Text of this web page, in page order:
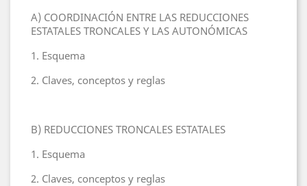
A) COORDINACIÓN ENTRE LAS REDUCCIONES
ESTATALES TRONCALES Y LAS AUTONÓMICAS
1. Esquema
2. Claves, conceptos y reglas
B) REDUCCIONES TRONCALES ESTATALES
1. Esquema
2. Claves, conceptos y reglas